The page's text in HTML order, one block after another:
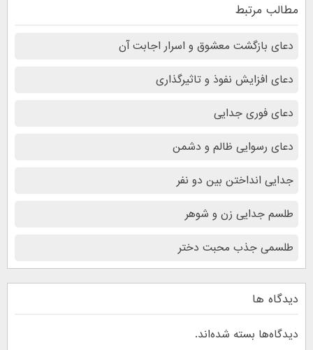
مطالب مرتبط
دعای بازگشت معشوق و اسرار اجابت آن
دعای افزایش نفوذ و تاثیرگذاری
دعای فوری جدایی
دعای رسوایی ظالم و دشمن
جدایی انداختن بین دو نفر
طلسم جدایی زن و شوهر
طلسمی جذب محبت دختر
دیدگاه ها
دیدگاه‌ها بسته شده‌اند.